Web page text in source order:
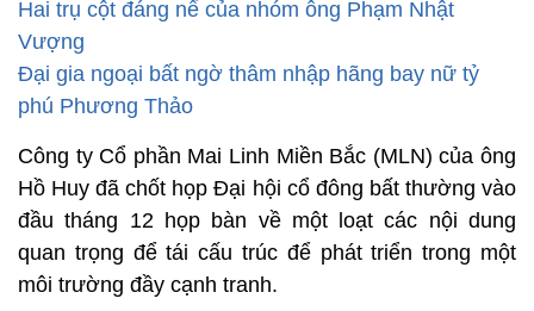
Hai trụ cột đáng nể của nhóm ông Phạm Nhật
Vượng
Đại gia ngoại bất ngờ thâm nhập hãng bay nữ tỷ
phú Phương Thảo
Công ty Cổ phần Mai Linh Miền Bắc (MLN) của ông
Hồ Huy đã chốt họp Đại hội cổ đông bất thường vào
đầu tháng 12 họp bàn về một loạt các nội dung
quan trọng để tái cấu trúc để phát triển trong một
môi trường đầy cạnh tranh.